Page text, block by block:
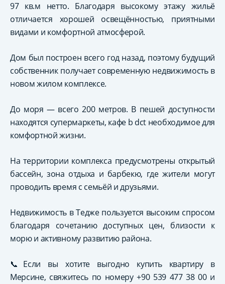
97 кв.м нетто. Благодаря высокому этажу жильё
отличается хорошей освещённостью, приятными
видами и комфортной атмосферой.
Дом был построен всего год назад, поэтому будущий
собственник получает современную недвижимость в
новом жилом комплексе.
До моря — всего 200 метров. В пешей доступности
находятся супермаркеты, кафе b dct необходимое для
комфортной жизни.
На территории комплекса предусмотрены открытый
бассейн, зона отдыха и барбекю, где жители могут
проводить время с семьёй и друзьями.
Недвижимость в Тедже пользуется высоким спросом
благодаря сочетанию доступных цен, близости к
морю и активному развитию района.
📞Если вы хотите выгодно купить квартиру в
Мерсине, свяжитесь по номеру +90 539 477 38 00 и